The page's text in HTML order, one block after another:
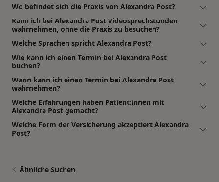
Wo befindet sich die Praxis von Alexandra Post?
Kann ich bei Alexandra Post Videosprechstunden
wahrnehmen, ohne die Praxis zu besuchen?
Welche Sprachen spricht Alexandra Post?
Wie kann ich einen Termin bei Alexandra Post
buchen?
Wann kann ich einen Termin bei Alexandra Post
wahrnehmen?
Welche Erfahrungen haben Patient:innen mit
Alexandra Post gemacht?
Welche Form der Versicherung akzeptiert Alexandra
Post?
Ähnliche Suchen